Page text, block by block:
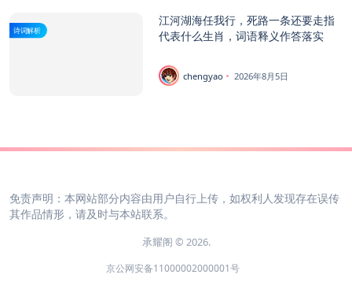
诗词解析
江河湖海任我行，死路一条还要走指
代表什么生肖，词语释义作答落实
chengyao 2026年8月5日
免责声明：本网站部分内容由用户自行上传，如权利人发现存在误传
其作品情形，请及时与本站联系。
承耀阁 © 2026.
京公网安备11000002000001号